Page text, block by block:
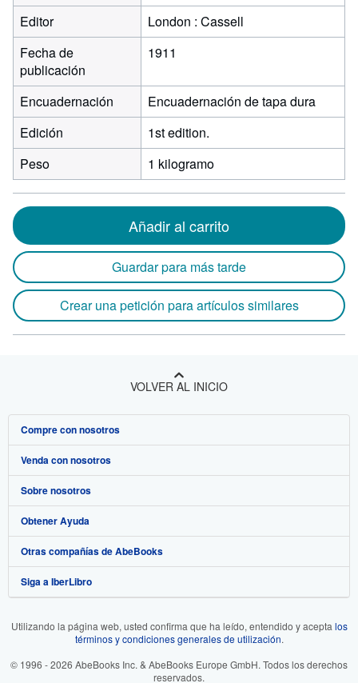
Editor
London : Cassell
Fecha de
publicación
1911
Encuadernación
Encuadernación de tapa dura
Edición
1st edition.
Peso
1 kilogramo
Añadir al carrito
Guardar para más tarde
Crear una petición para artículos similares
VOLVER AL INICIO
Compre con nosotros
Búsqueda avanzada
Colecciones
Mi cuenta
Mis pedidos
Ver carrito
Venda con nosotros
Comenzar a vender
Únase a nuestro programa de afiliados
Recomiende un vendedor
Sobre nosotros
Sobre IberLibro
Medios
Empleo
Preferencias de cookies
Aviso de cookies
Obtener Ayuda
Preguntas frecuentes y guías
Atención al Cliente
Otras compañías de AbeBooks
AbeBooks.com
AbeBooks.de
AbeBooks.fr
Siga a IberLibro
Utilizando la página web, usted confirma que ha leído, entendido y acepta los
términos y condiciones generales de utilización.
© 1996 - 2026 AbeBooks Inc. & AbeBooks Europe GmbH. Todos los derechos
reservados.